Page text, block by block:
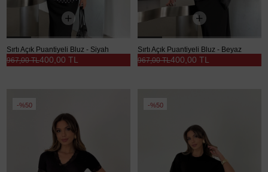
Sırtı Açık Puantiyeli Bluz - Siyah
400,00 TL
967,00 TL
Sırtı Açık Puantiyeli Bluz - Beyaz
400,00 TL
967,00 TL
%50 %50